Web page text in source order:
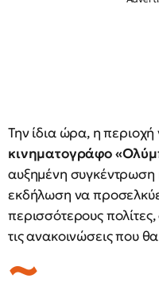
Την ίδια ώρα, η
κινηματογράφο
αυξημένη συγκέντρωση
εκδήλωση να
περισσότερους
τις ανακοινώσεις που